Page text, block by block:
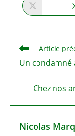
Read
articles
Article
Un condamné
Chez nos
Nicolas